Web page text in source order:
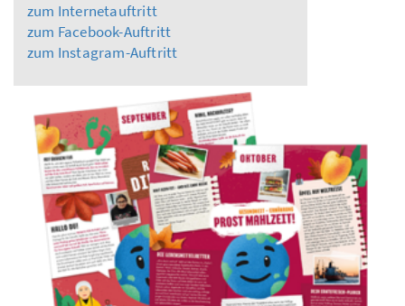
zum Internetauftritt
zum Facebook-Auftritt
zum Instagram-Auftritt